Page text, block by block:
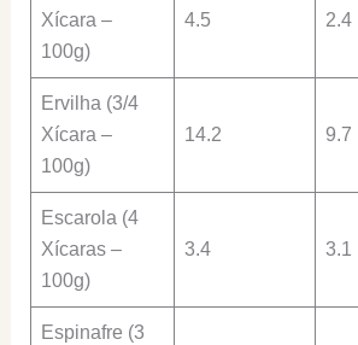
Xícara –
100g)
4.5 2.4
Ervilha (3/4
Xícara –
100g)
14.2 9.7
Escarola (4
Xícaras –
100g)
3.4 3.1
Espinafre (3